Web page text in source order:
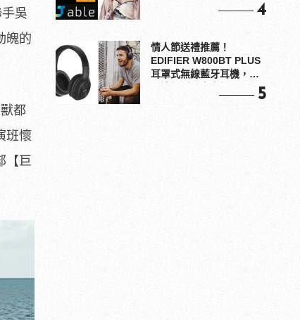
吳
魄的
都
班懷
【巨
4
情人節送禮推薦！
EDIFIER W800BT PLUS
耳罩式無線藍牙耳機，在
5